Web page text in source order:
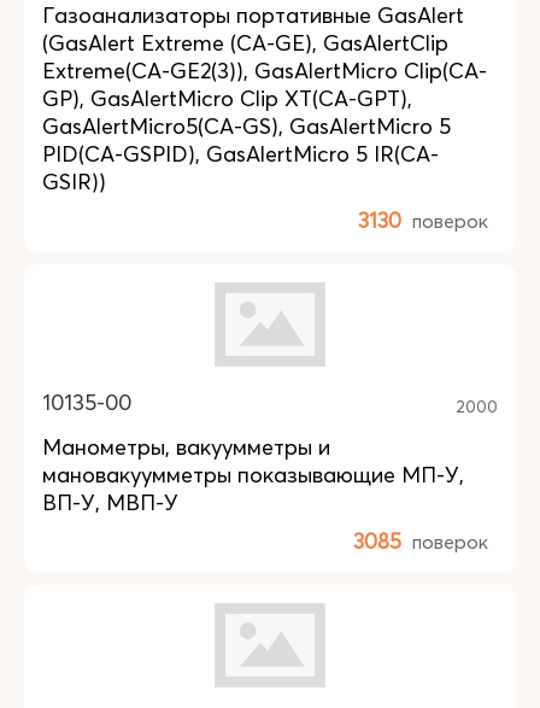
Газоанализаторы портативные GasAlert
(GasAlert Extreme (CA-GE), GasAlertClip
Extreme(CA-GE2(3)), GasAlertMicro Clip(CA-
GP), GasAlertMicro Clip XT(CA-GPT),
GasAlertMicro5(CA-GS), GasAlertMicro 5
PID(CA-GSPID), GasAlertMicro 5 IR(CA-
GSIR))
3130 поверок
10135-00 2000
Манометры, вакуумметры и
мановакуумметры показывающие МП-У,
ВП-У, МВП-У
3085 поверок